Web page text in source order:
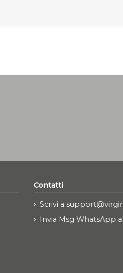
Contatti
Scrivi a
Invia Msg WhatsApp